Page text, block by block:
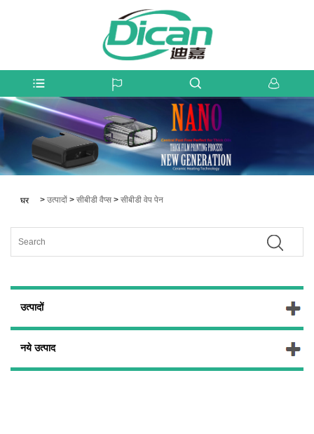
घर > उत्पादों > सीबीडी वैप्स > सीबीडी वेप पेन
उत्पादों
नये उत्पाद